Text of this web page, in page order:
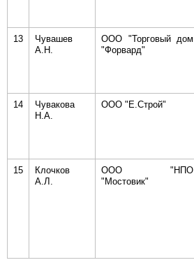
13
Чувашев
А.Н.
ООО "Торговый дом
"Форвард"
14
Чувакова
Н.А.
ООО "Е.Строй"
15
Клочков
А.Л.
ООО "НПО
"Мостовик"